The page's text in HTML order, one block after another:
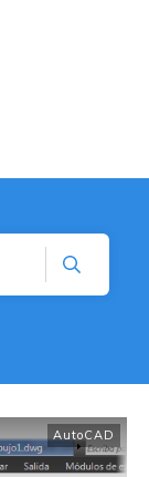
AutoCAD